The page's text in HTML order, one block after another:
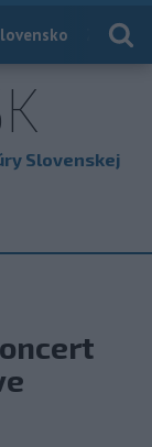
Slovenskej